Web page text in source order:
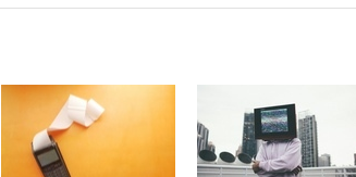
вчера, 18:45
склад маркетплейса Rozetka
сгорел под Киевом
вчера, 18:35Джаред Лето